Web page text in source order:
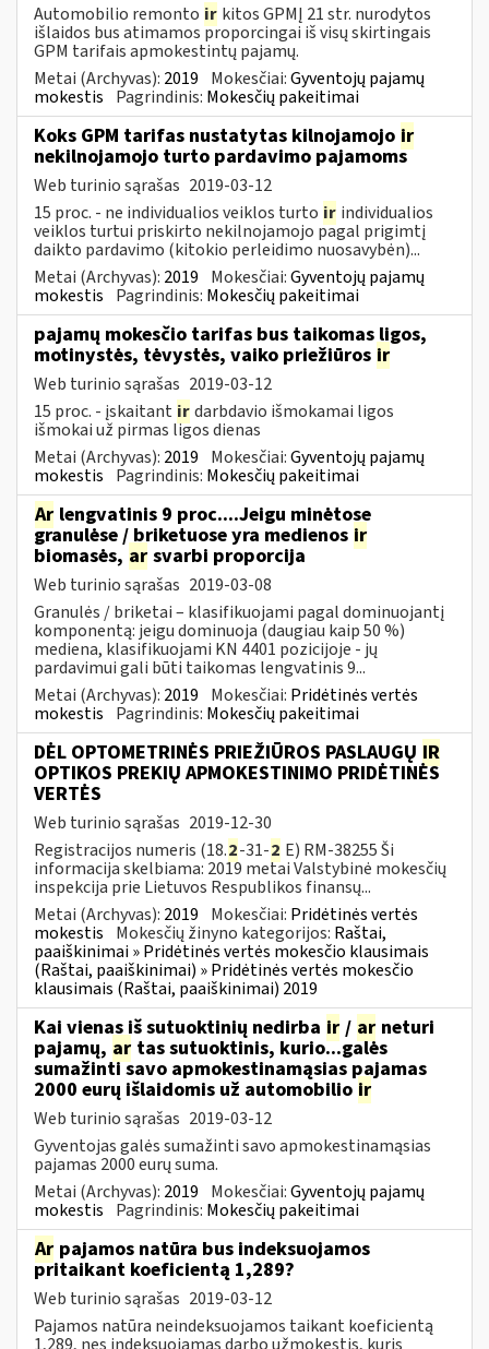
Automobilio remonto ir kitos GPMĮ 21 str. nurodytos
išlaidos bus atimamos proporcingai iš visų skirtingais
GPM tarifais apmokestintų pajamų.
Metai (Archyvas): 2019 Mokesčiai:Gyventojų pajamų
mokestis Pagrindinis: Mokesčių pakeitimai
Koks GPM tarifas nustatytas kilnojamojo ir
nekilnojamojo turto pardavimo pajamoms
Web turinio sąrašas 2019-03-12
15 proc. - ne individualios veiklos turto ir individualios
veiklos turtui priskirto nekilnojamojo pagal prigimtį
daikto pardavimo (kitokio perleidimo nuosavybėn)...
Metai (Archyvas): 2019 Mokesčiai:Gyventojų pajamų
mokestis Pagrindinis: Mokesčių pakeitimai
pajamų mokesčio tarifas bus taikomas ligos,
motinystės, tėvystės, vaiko priežiūros ir
Web turinio sąrašas 2019-03-12
15 proc. - įskaitant irdarbdavio išmokamai ligos
išmokai už pirmas ligos dienas
Metai (Archyvas): 2019 Mokesčiai:Gyventojų pajamų
mokestis Pagrindinis: Mokesčių pakeitimai
Ar lengvatinis 9 proc....Jeigu minėtose
granulėse / briketuose yra medienos ir
biomasės, ar svarbi proporcija
Web turinio sąrašas 2019-03-08
Granulės / briketai – klasifikuojami pagal dominuojantį
komponentą: jeigu dominuoja (daugiau kaip 50 %)
mediena, klasifikuojami KN 4401 pozicijoje - jų
pardavimui gali būti taikomas lengvatinis 9...
Metai (Archyvas): 2019 Mokesčiai: Pridėtinės vertės
mokestis Pagrindinis: Mokesčių pakeitimai
DĖL OPTOMETRINĖS PRIEŽIŪROS PASLAUGŲ IR
OPTIKOS PREKIŲ APMOKESTINIMO PRIDĖTINĖS
VERTĖS
Web turinio sąrašas 2019-12-30
Registracijos numeris (18.2-31-2 E) RM-38255 Ši
informacija skelbiama: 2019 metai Valstybinė mokesčių
inspekcija prie Lietuvos Respublikos finansų...
Metai (Archyvas): 2019 Mokesčiai: Pridėtinės vertės
mokestis Mokesčių žinyno kategorijos: Raštai,
paaiškinimai » Pridėtinės vertės mokesčio klausimais
(Raštai, paaiškinimai) » Pridėtinės vertės mokesčio
klausimais (Raštai, paaiškinimai) 2019
Kai vienas iš sutuoktinių nedirba ir / ar neturi
pajamų, ar tas sutuoktinis, kurio...galės
sumažinti savo apmokestinamąsias pajamas
2000 eurų išlaidomis už automobilio ir
Web turinio sąrašas 2019-03-12
Gyventojas galės sumažinti savo apmokestinamąsias
pajamas 2000 eurų suma.
Metai (Archyvas): 2019 Mokesčiai:Gyventojų pajamų
mokestis Pagrindinis: Mokesčių pakeitimai
Ar pajamos natūra bus indeksuojamos
pritaikant koeficientą 1,289?
Web turinio sąrašas 2019-03-12
Pajamos natūra neindeksuojamos taikant koeficientą
1,289, nes indeksuojamas darbo užmokestis, kuris